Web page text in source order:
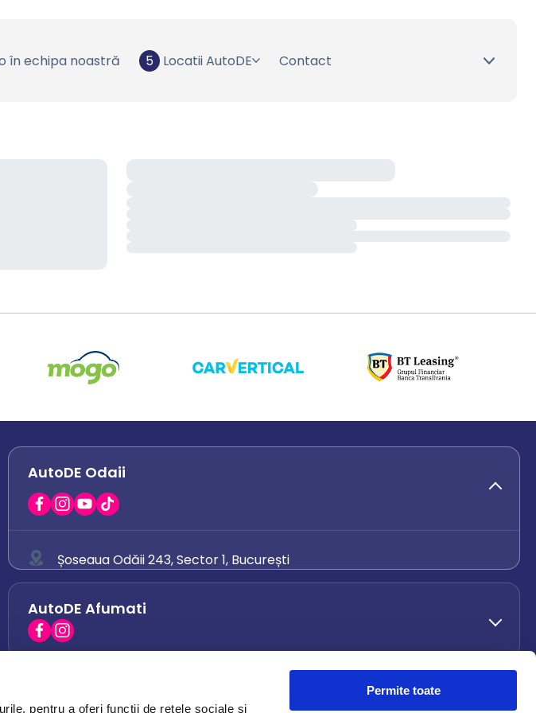
pentru a oferi funcții de rețele sociale și
Permite toate
în echipa noastră 5 Locatii AutoDE Contact
AutoDE Odaii
Șoseaua Odăii 243, Sector 1, București
0742 444 194
office.odaii@autode.ro
AutoDE Afumati